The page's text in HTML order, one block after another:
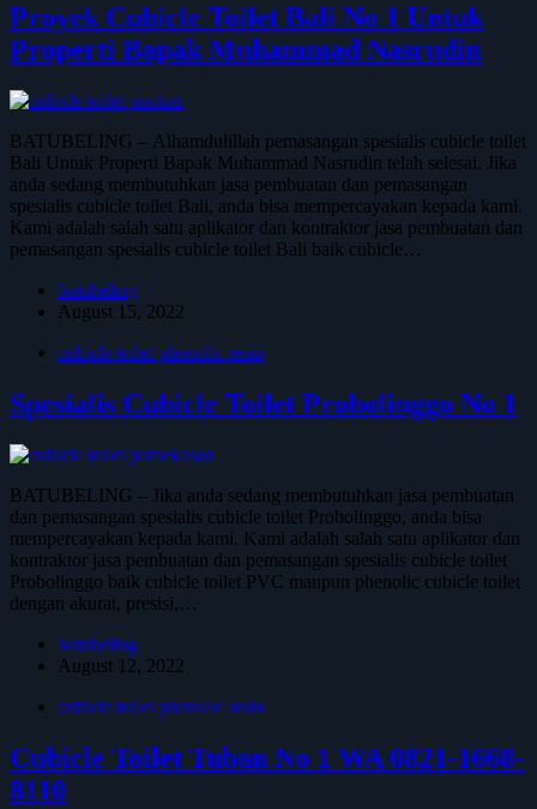
Proyek Cubicle Toilet Bali No 1 Untuk
Properti Bapak Muhammad Nasrudin
BATUBELING – Alhamdulillah pemasangan spesialis cubicle toilet
Bali Untuk Properti Bapak Muhammad Nasrudin telah selesai. Jika
anda sedang membutuhkan jasa pembuatan dan pemasangan
spesialis cubicle toilet Bali, anda bisa mempercayakan kepada kami.
Kami adalah salah satu aplikator dan kontraktor jasa pembuatan dan
pemasangan spesialis cubicle toilet Bali baik cubicle…
batubeling
August 15, 2022
cubicle toilet phenolic resin
Spesialis Cubicle Toilet Probolinggo No 1
BATUBELING – Jika anda sedang membutuhkan jasa pembuatan
dan pemasangan spesialis cubicle toilet Probolinggo, anda bisa
mempercayakan kepada kami. Kami adalah salah satu aplikator dan
kontraktor jasa pembuatan dan pemasangan spesialis cubicle toilet
Probolinggo baik cubicle toilet PVC maupun phenolic cubicle toilet
dengan akurat, presisi,…
batubeling
August 12, 2022
cubicle toilet phenolic resin
Cubicle Toilet Tuban No 1 WA 0821-1668-
8110